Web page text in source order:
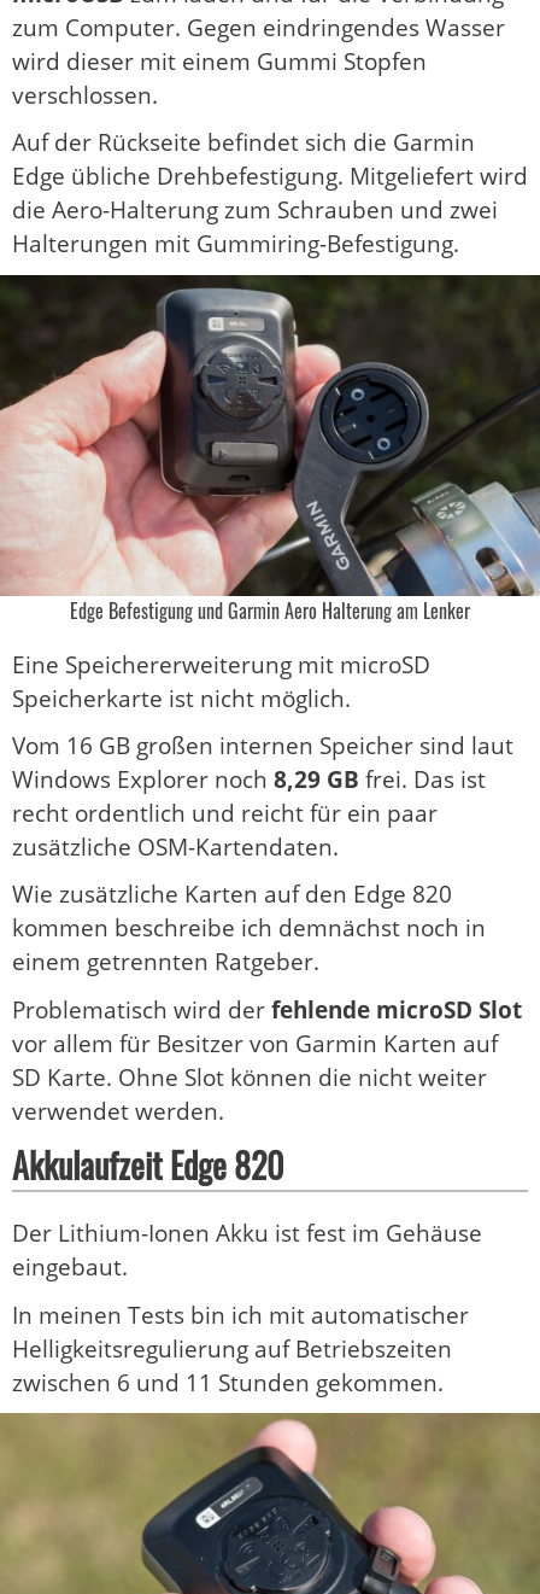
zum Computer. Gegen eindringendes Wasser
wird dieser mit einem Gummi Stopfen
verschlossen.
Auf der Rückseite befindet sich die Garmin
Edge übliche Drehbefestigung. Mitgeliefert wird
die Aero-Halterung zum Schrauben und zwei
Halterungen mit Gummiring-Befestigung.
Edge Befestigung und Garmin Aero Halterung am Lenker
Eine Speichererweiterung mit microSD
Speicherkarte ist nicht möglich.
Vom 16 GB großen internen Speicher sind laut
Windows Explorer noch 8,29 GB frei. Das ist
recht ordentlich und reicht für ein paar
zusätzliche OSM-Kartendaten.
Wie zusätzliche Karten auf den Edge 820
kommen beschreibe ich demnächst noch in
einem getrennten Ratgeber.
Problematisch wird derfehlende microSD Slot
vor allem für Besitzer von Garmin Karten auf
SD Karte. Ohne Slot können die nicht weiter
verwendet werden.
Akkulaufzeit Edge 820
Der Lithium-Ionen Akku ist fest im Gehäuse
eingebaut.
In meinen Tests bin ich mit automatischer
Helligkeitsregulierung auf Betriebszeiten
zwischen 6 und 11 Stunden gekommen.